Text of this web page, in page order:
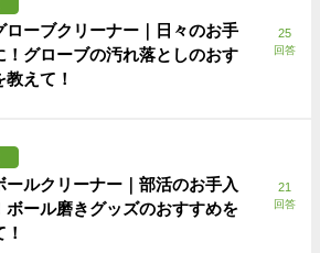
ローブクリーナー｜日々のお手
！グローブの汚れ落としのおす
えて！
25
回答
ールクリーナー｜部活のお手入
ボール磨きグッズのおすすめを
21
回答